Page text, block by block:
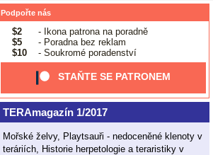
Podpořte nás
$2
- Ikona patrona na poradně
$5
- Poradna bez reklam
$10
- Soukromé poradenství
STAŇTE SE PATRONEM
TERAmagazín 1/2017
Mořské želvy, Playtsauři - nedoceněné klenoty v
teráriích, Historie herpetologie a teraristiky v